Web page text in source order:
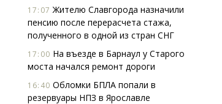
17:07 Жителю Славгорода назначили
пенсию после перерасчета стажа,
полученного в одной из стран СНГ
17:00 На въезде в Барнаул у Старого
моста начался ремонт дороги
16:40 Обломки БПЛА попали в
резервуары НПЗ в Ярославле